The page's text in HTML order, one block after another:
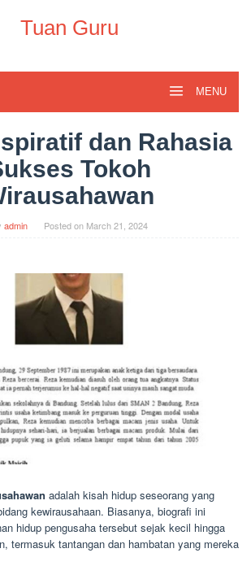
Tuan Guru
MENU
dan Rahasia
Tokoh
admin Posted on March 21, 2024
adalah kisah hidup seseorang yang
kewirausahaan. Biasanya, biografi ini
hidup pengusaha tersebut sejak kecil hingga
termasuk tantangan dan hambatan yang mereka